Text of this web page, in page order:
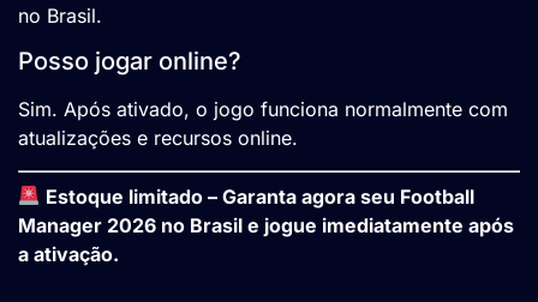
no Brasil.
Posso jogar online?
Sim. Após ativado, o jogo funciona normalmente com
atualizações e recursos online.
Estoque limitado – Garanta agora seu Football
Manager 2026 no Brasil e jogue imediatamente após
a ativação.